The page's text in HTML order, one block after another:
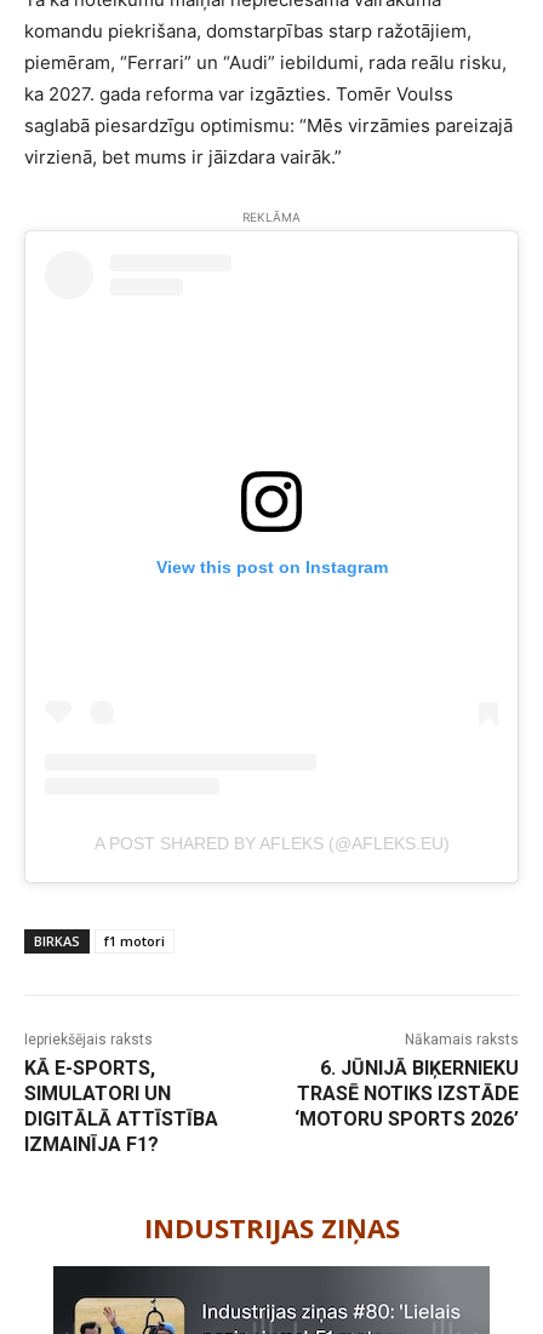
komandu piekrišana, domstarpības starp ražotājiem,
piemēram, “Ferrari” un “Audi” iebildumi, rada reālu risku,
ka 2027. gada reforma var izgāzties. Tomēr Voulss
saglabā piesardzīgu optimismu: “Mēs virzāmies pareizajā
virzienā, bet mums ir jāizdara vairāk.”
REKLĀMA
View this post on Instagram
A POST SHARED BY AFLEKS (@AFLEKS.EU)
BIRKAS f1 motori
Iepriekšējais raksts
KĀ E-SPORTS,
SIMULATORI UN
DIGITĀLĀ ATTĪSTĪBA
IZMAINĪJA F1?
Nākamais raksts
6. JŪNIJĀ BIĶERNIEKU
TRASĒ NOTIKS IZSTĀDE
‘MOTORU SPORTS 2026’
INDUSTRIJAS ZIŅAS